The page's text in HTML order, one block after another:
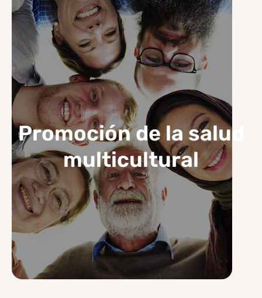
Promoción de la salud
multicultural